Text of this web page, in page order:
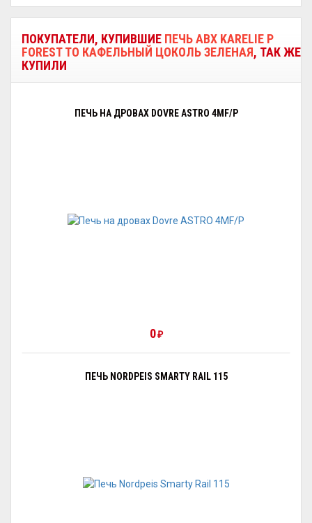
ПОКУПАТЕЛИ, КУПИВШИЕ ПЕЧЬ ABX KARELIE P
FOREST ТО КАФЕЛЬНЫЙ ЦОКОЛЬ ЗЕЛЕНАЯ, ТАК ЖЕ
КУПИЛИ
ПЕЧЬ НА ДРОВАХ DOVRE ASTRO 4MF/P
0₽
ПЕЧЬ NORDPEIS SMARTY RAIL 115